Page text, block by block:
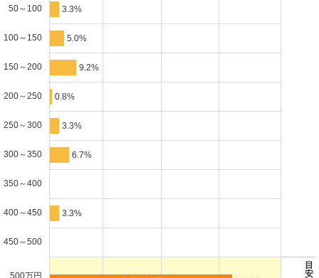
50～100 3.3%
100～150 5.0%
150～200 9.2%
200～250 0.8%
250～300 3.3%
300～350 6.7%
350～400
400～450 3.3%
450～500
500万円
目
安